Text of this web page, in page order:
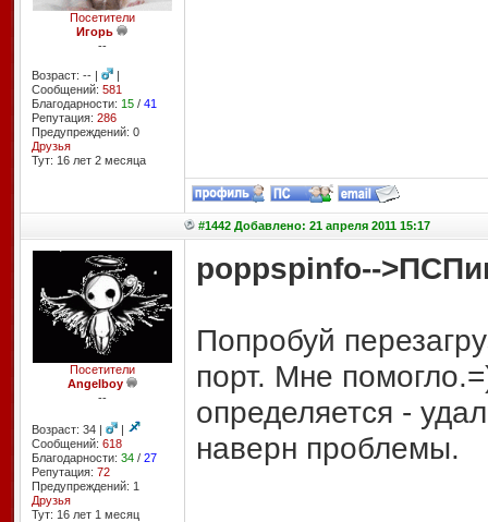
Посетители
Игорь
--
Возраст: -- |
|
Сообщений: 581
Благодарности: 15/ 41
Репутация: 286
Предупреждений: 0
Друзья
Тут: 16 лет 2 месяцa
#1442 Добавлено: 21 апреля 2011 15:17
Посетители
Angelboy
--
Возраст: 34 |
|
Сообщений: 618
Благодарности: 34/ 27
Репутация: 72
Предупреждений: 1
Друзья
Тут: 16 лет 1 месяц
poppspinfo--
Попробуй
порт. Мне
определяется -
наверн проблемы.